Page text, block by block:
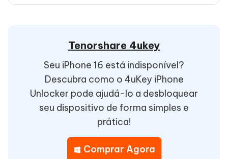
Tenorshare 4ukey
Seu iPhone 16 está indisponível?
Descubra como o 4uKey iPhone
Unlocker pode ajudá-lo a desbloquear
seu dispositivo de forma simples e
prática!
Comprar Agora